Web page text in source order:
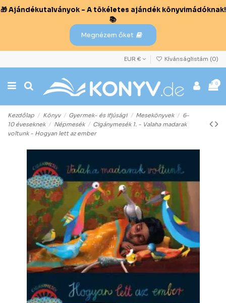
🎁 Ajándékutalványok – A tökéletes ajándék könyvimádóknak!
📚
Megnézem őket
EUR € Kívánságlistám (0)
0
Kezdőlap Könyv Gyermek- és ifjúsági Mesekönyvek
6-
10 éveseknek
Népmesék
Cigánymesék 1. - Valaha madarak
voltunk - Hogyan lett az ember